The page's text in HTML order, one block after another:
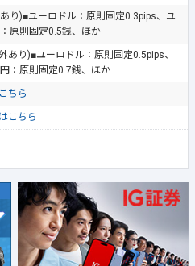
り)■ユーロドル：原則固定0.3pips、ユ
原則固定0.5銭、ほか
あり)■ユーロドル：原則固定0.5pips、
：原則固定0.7銭、ほか
ちら
こちら